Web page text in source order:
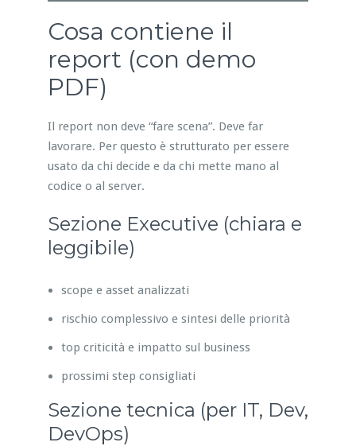
Cosa contiene il
report (con demo
PDF)
Il report non deve “fare scena”. Deve far
lavorare. Per questo è strutturato per essere
usato da chi decide e da chi mette mano al
codice o al server.
Sezione Executive (chiara e
leggibile)
scope e asset analizzati
rischio complessivo e sintesi delle priorità
top criticità e impatto sul business
prossimi step consigliati
Sezione tecnica (per IT, Dev,
DevOps)